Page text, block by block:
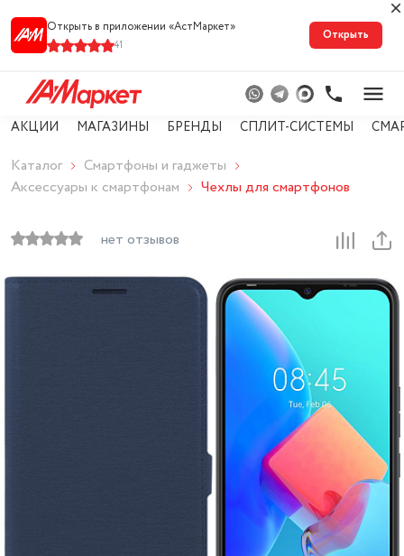
Открыть в приложении «АстМарке‪т‬»
41
Открыть
АКЦИИ МАГАЗИНЫ БРЕНДЫ СПЛИТ-СИСТЕМЫ
Каталог
Смартфоны и гаджеты
Аксессуары к смартфонам
Чехлы для смартфонов
нет отзывов